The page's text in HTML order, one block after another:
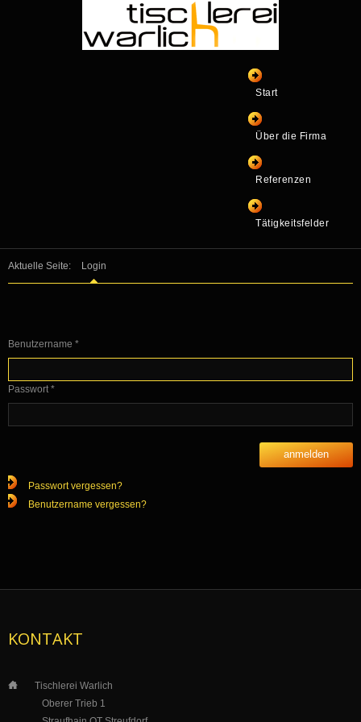
Start
Über die Firma
Referenzen
Tätigkeitsfelder
Aktuelle Seite: Login
Benutzername *
Passwort*
anmelden
Passwort vergessen?
Benutzername vergessen?
KONTAKT
Tischlerei Warlich
Oberer Trieb 1